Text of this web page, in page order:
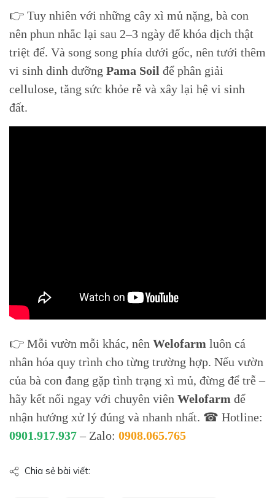
👉 Tuy nhiên với những cây xì mủ nặng, bà con
nên phun nhắc lại sau 2–3 ngày để khóa dịch thật
triệt để. Và song song phía dưới gốc, nên tưới thêm
vi sinh dinh dưỡng Pama Soil để phân giải
cellulose, tăng sức khỏe rễ và xây lại hệ vi sinh
đất.
👉 Mỗi vườn mỗi khác, nên Welofarm luôn cá
nhân hóa quy trình cho từng trường hợp. Nếu vườn
của bà con đang gặp tình trạng xì mủ, đừng để trễ –
hãy kết nối ngay với chuyên viên Welofarm để
nhận hướng xử lý đúng và nhanh nhất. ☎ Hotline:
0901.917.937– Zalo: 0908.065.765
Chia sẻ bài viết: